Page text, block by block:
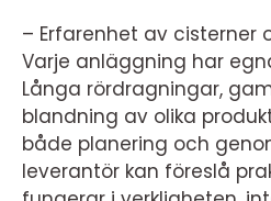
– Erfarenhet av cisterner
Varje anläggning har
Långa rördragningar,
blandning av olika
både planering och
leverantör kan föreslå